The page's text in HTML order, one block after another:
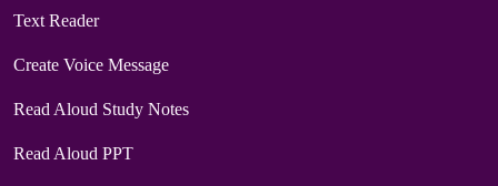
Text Reader
Create Voice Message
Read Aloud Study Notes
Read Aloud PPT